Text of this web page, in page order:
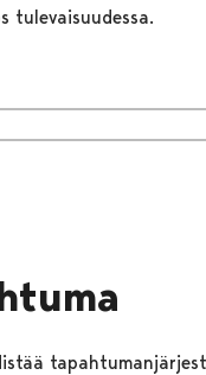
tulevaisuudessa.